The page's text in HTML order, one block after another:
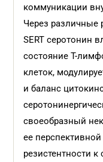
коммуникации
Через различные
SERT серотонин
состояние Т-
клеток,
и баланс
своеобразный
ее
резистентности